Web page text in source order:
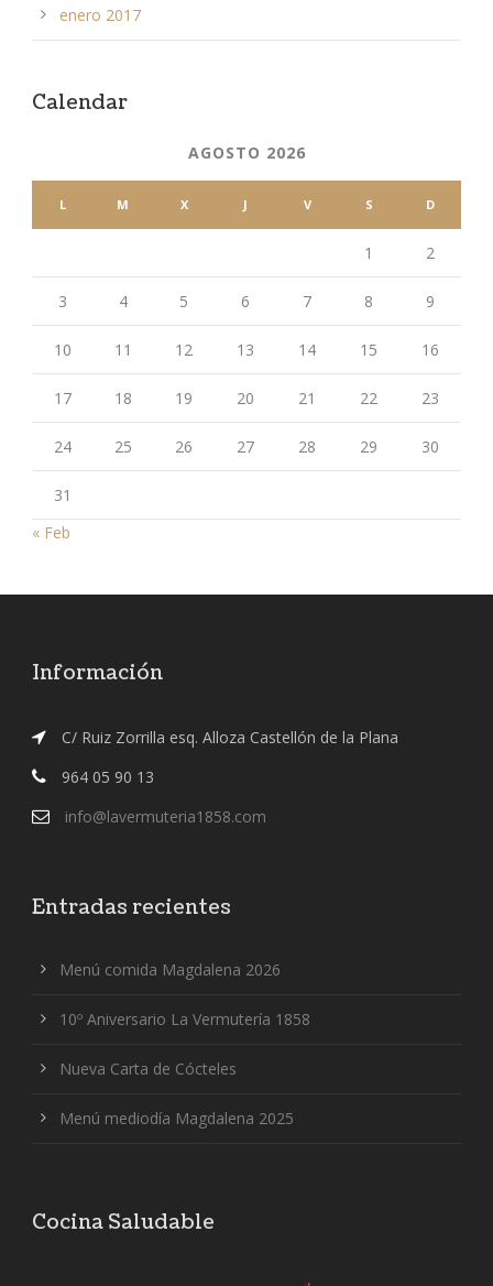
enero 2017
Calendar
AGOSTO 2026
L M X J V S D
1 2
3 4 5 6 7 8 9
10 11 12 13 14 15 16
17 18 19 20 21 22 23
24 25 26 27 28 29 30
31
« Feb
Información
C/ Ruiz Zorrilla esq. Alloza Castellón de la Plana
964 05 90 13
info@lavermuteria1858.com
Entradas recientes
Menú comida Magdalena 2026
10º Aniversario La Vermutería 1858
Nueva Carta de Cócteles
Menú mediodía Magdalena 2025
Cocina Saludable